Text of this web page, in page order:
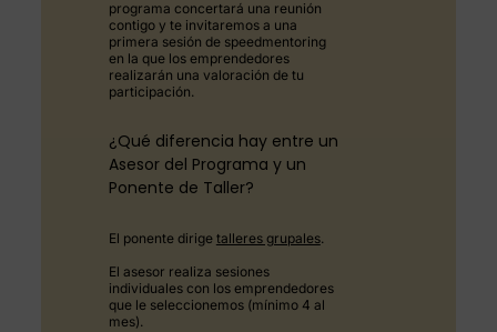
programa concertará una reunión
contigo y te invitaremos a una
primera sesión de speedmentoring
en la que los emprendedores
realizarán una valoración de tu
participación.
¿Qué diferencia hay entre un
Asesor del Programa y un
Ponente de Taller?
El ponente dirige talleres grupales.
El asesor realiza sesiones
individuales con los emprendedores
que le seleccionemos (mínimo 4 al
mes).